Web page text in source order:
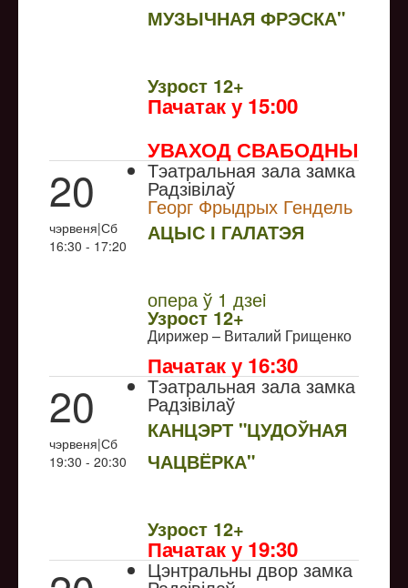
МУЗЫЧНАЯ ФРЭСКА"
Узрoст 12+
Пачатак у 15:00
УВАХОД СВАБОДНЫ
20
чэрвеня|Сб
16:30 - 17:20
Тэатральная зала замка
Радзівілаў
Георг Фрыдрых Гендель
АЦЫС І ГАЛАТЭЯ
опера ў 1 дзеi
Узрoст 12+
Дирижер – Виталий Грищенко
Пачатак у 16:30
20
чэрвеня|Сб
19:30 - 20:30
Тэатральная зала замка
Радзівілаў
КАНЦЭРТ "ЦУДОЎНАЯ
ЧАЦВЁРКА"
Узрoст 12+
Пачатак у 19:30
Цэнтральны двор замка